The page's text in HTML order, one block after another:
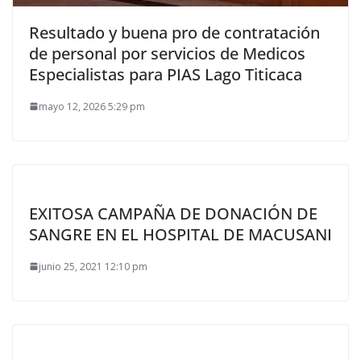
Resultado y buena pro de contratación
de personal por servicios de Medicos
Especialistas para PIAS Lago Titicaca
mayo 12, 2026 5:29 pm
EXITOSA CAMPAÑA DE DONACIÓN DE
SANGRE EN EL HOSPITAL DE MACUSANI
junio 25, 2021 12:10 pm